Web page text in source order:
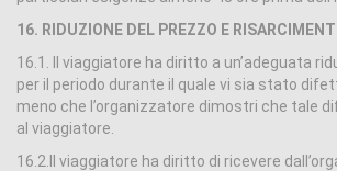
16. RIDUZIONE DEL PREZZO E
16.1. Il viaggiatore ha diritto a un’adeguata
per il periodo durante il quale vi sia stato
meno che l’organizzatore dimostri che tale
al viaggiatore.
16.2.Il viaggiatore ha diritto di ricevere